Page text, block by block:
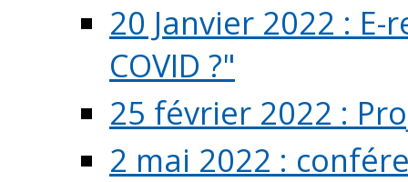
20 Janvier 2022 :
COVID ?"
25 février 2022 :
2 mai 2022 :